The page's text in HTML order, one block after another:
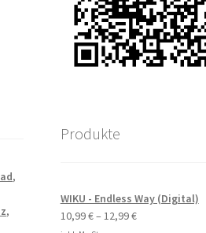
,
,
Produkte
WIKU - Endless Way (Digital)
10,99€– 12,99€